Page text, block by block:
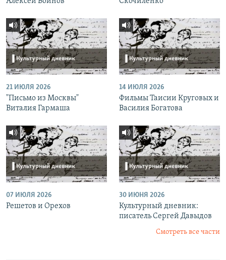
21 ИЮЛЯ 2026
"Письмо из Москвы"
Виталия Гармаша
14 ИЮЛЯ 2026
Фильмы Таисии Круговых и
Василия Богатова
07 ИЮЛЯ 2026
Решетов и Орехов
30 ИЮНЯ 2026
Культурный дневник:
писатель Сергей Давыдов
Смотреть все части